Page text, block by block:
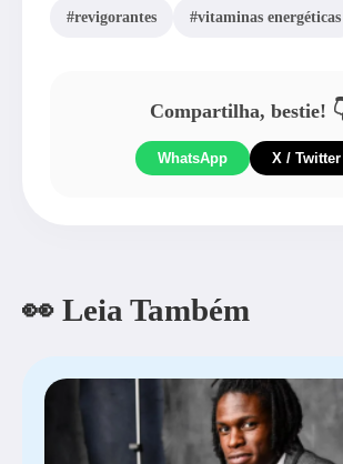
#revigorantes #vitaminas energéticas
Compartilha, bestie!
WhatsApp X / Twitter
👀 Leia Também